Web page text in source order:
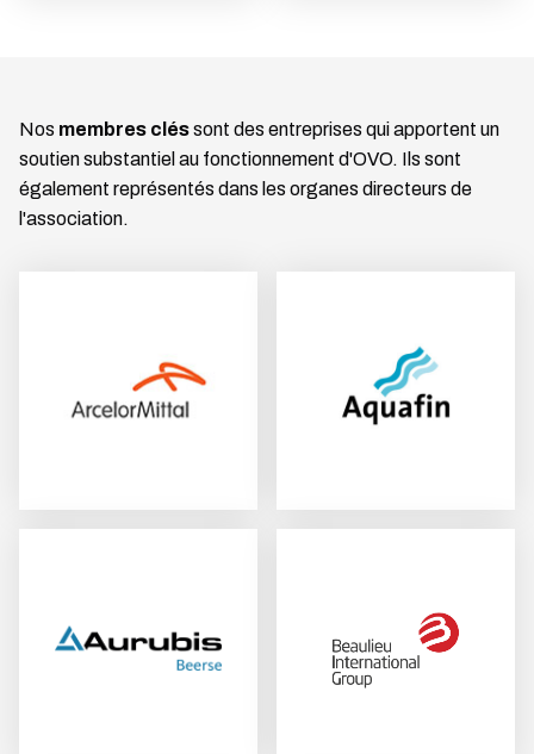
Nos membres cléssont des entreprises qui apportent un
soutien substantiel au fonctionnement d'OVO. Ils sont
également représentés dans les organes directeurs de
l'association.